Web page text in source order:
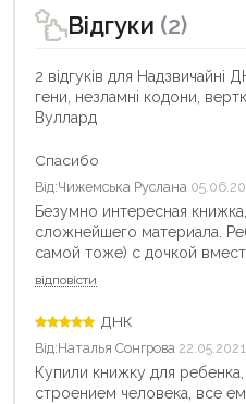
Відгуки (2)
2 відгуків для Надзвичайні
гени, незламні кодони,
Вуллард
Спасибо
Від:Чижемська Руслана
Безумно интересная
сложнейшего материала.
самой тоже) с дочкой
відповісти
ДНК
Від:Наталья Сонгрова
Купили книжку для
строением человека, все